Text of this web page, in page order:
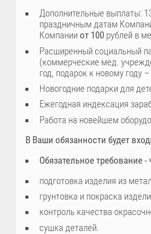
Дополнительные выплаты:
праздничным датам
Компании от 100рублей в
Расширенный социальный
(коммерческие мед.
год, подарок к новому году
Новогодние подарки для
Ежегодная индексация
Работа на новейшем
В Ваши обязанности будет
Обязательное требование
подготовка изделия из
грунтовка и покраска
контроль качества
сушка деталей.